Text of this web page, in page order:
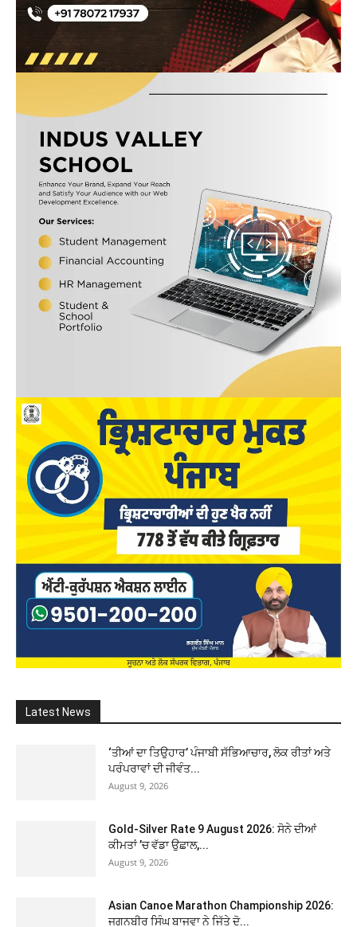
Latest News
‘ਤੀਆਂ ਦਾ ਤਿਉਹਾਰ’ ਪੰਜਾਬੀ ਸੱਭਿਆਚਾਰ, ਲੋਕ ਰੀਤਾਂ ਅਤੇ
ਪਰੰਪਰਾਵਾਂ ਦੀ ਜੀਵੰਤ...
August 9, 2026
Gold-Silver Rate 9 August 2026: ਸੋਨੇ ਦੀਆਂ
ਕੀਮਤਾਂ ’ਚ ਵੱਡਾ ਉਛਾਲ,...
August 9, 2026
Asian Canoe Marathon Championship 2026:
ਜਗਨਬੀਰ ਸਿੰਘ ਬਾਜਵਾ ਨੇ ਜਿੱਤੇ ਦੋ...